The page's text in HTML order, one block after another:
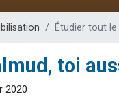
Étudier tout
toi
2020